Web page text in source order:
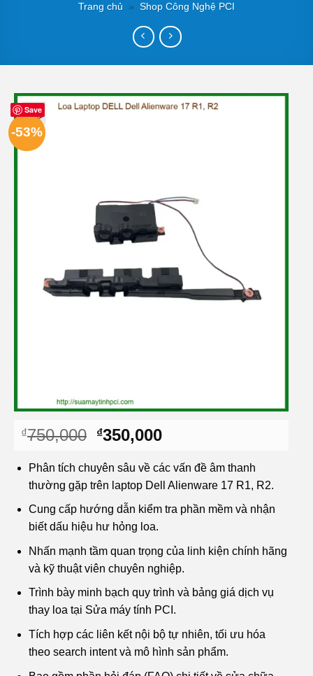
Trang chủ » Shop Công Nghệ PCI
Save
-53%
₫750,000 Giá
là:
₫750,000.
₫350,000Giá
tại
là:
₫350,000.
Phân tích chuyên sâu về các vấn đề âm thanh
thường gặp trên laptop Dell Alienware 17 R1, R2.
Cung cấp hướng dẫn kiểm tra phần mềm và nhận
biết dấu hiệu hư hỏng loa.
Nhấn mạnh tầm quan trọng của linh kiện chính hãng
và kỹ thuật viên chuyên nghiệp.
Trình bày minh bạch quy trình và bảng giá dịch vụ
thay loa tại Sửa máy tính PCI.
Tích hợp các liên kết nội bộ tự nhiên, tối ưu hóa
theo search intent và mô hình sản phẩm.